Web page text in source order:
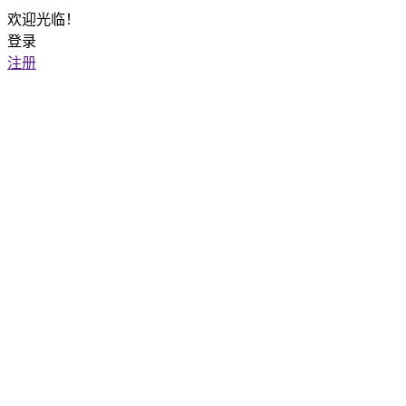
欢迎光临！
登录
注册